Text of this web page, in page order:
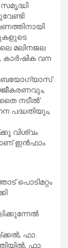
മലിനജല
കാര്‍ഷിക വന
ബയോഗ്യാസ്
നടീല്‍’
പദ്ധതിയും,
വിശ്വം
ഇന്‍ഫാം
പൊടിമറ്റം
ഫാ.
ഫാ.